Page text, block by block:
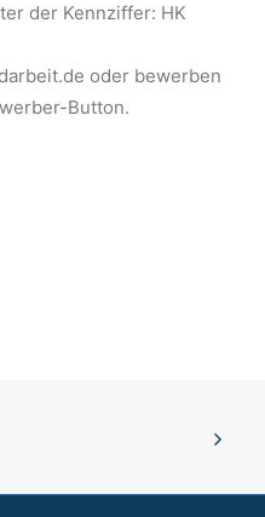
der Kennziffer: HK
oder bewerben
Button.